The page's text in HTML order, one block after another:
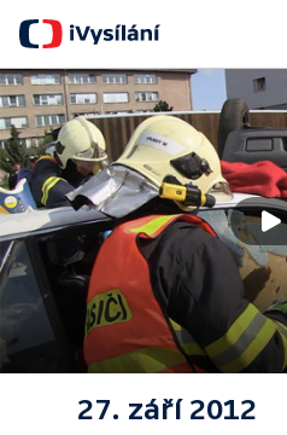
27. září 2012